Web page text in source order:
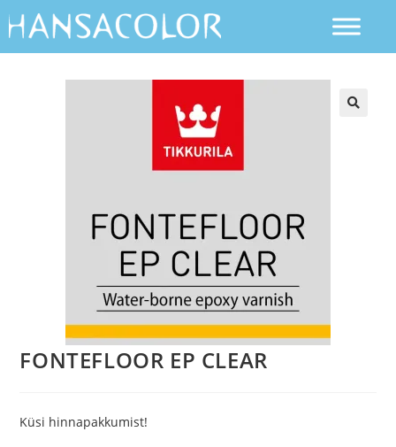
FONTEFLOOR EP CLEAR
Küsi hinnapakkumist!